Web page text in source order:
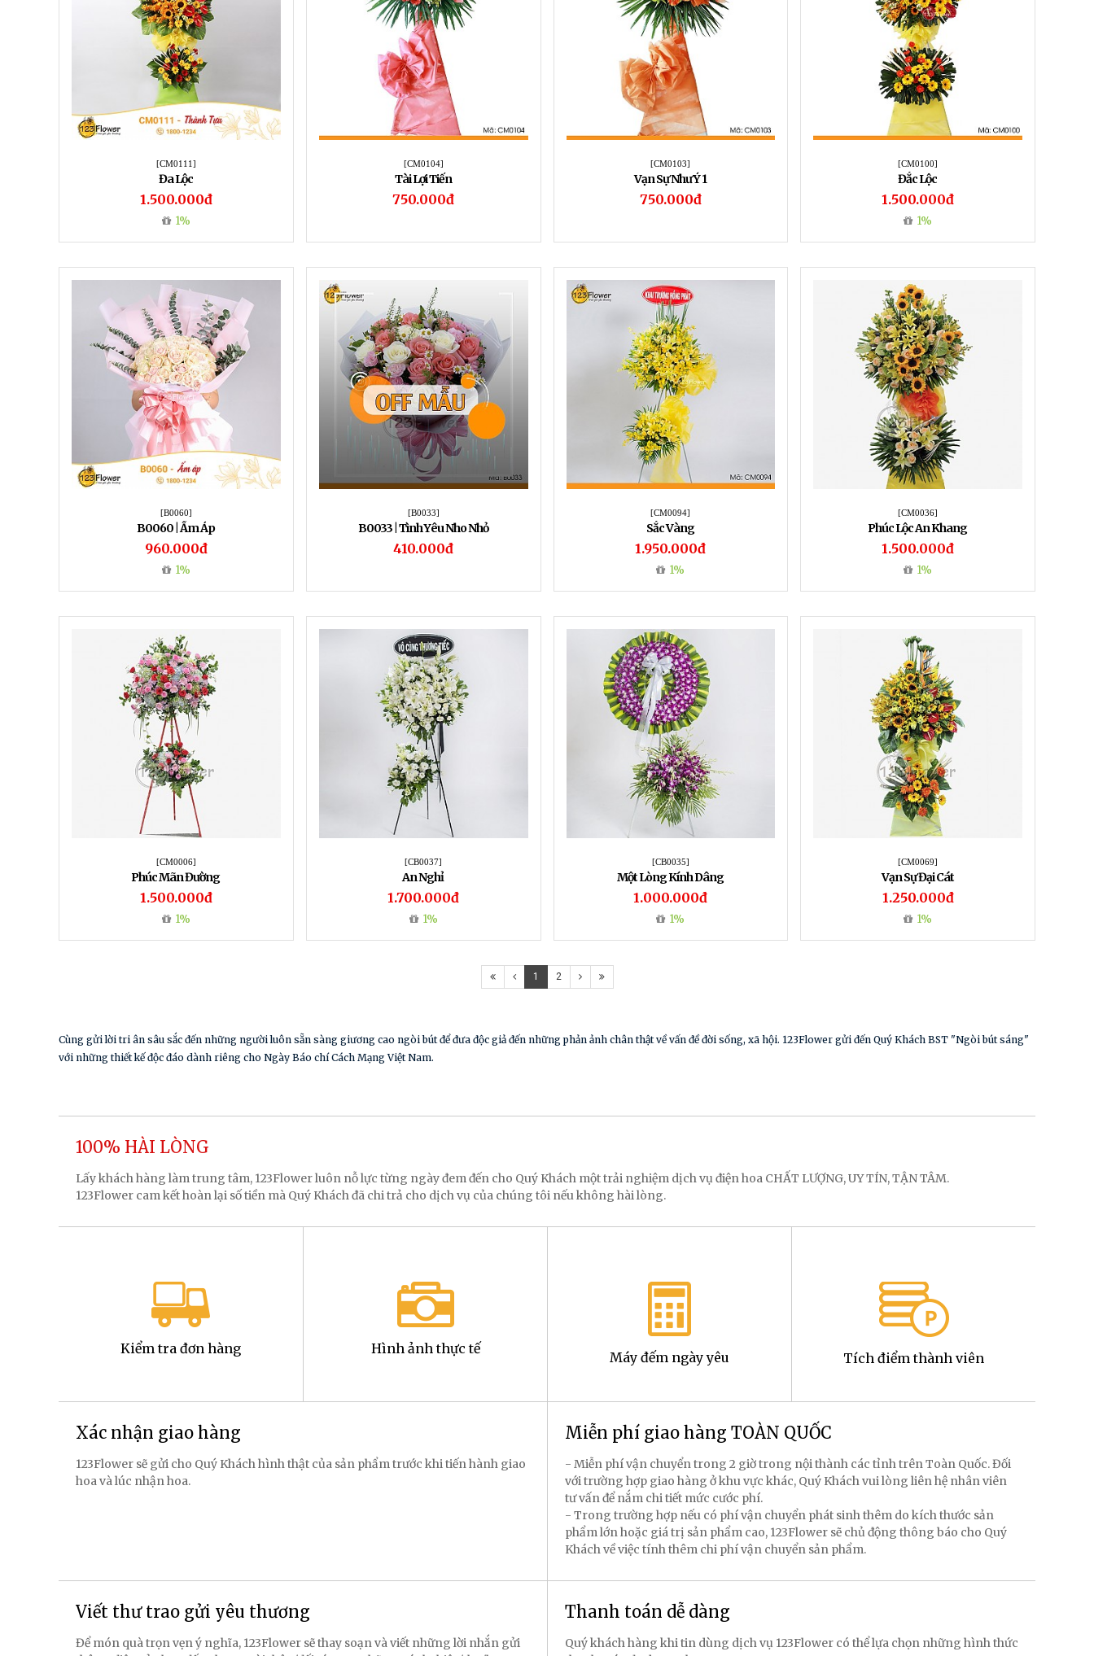
[CM0111]
Đa Lộc
1.500.000đ
1%
[CM0104]
Tài Lợi Tiến
750.000đ
[CM0103]
Vạn Sự Như Ý 1
750.000đ
[CM0100]
Đắc Lộc
1.500.000đ
1%
[B0060]
B0060 | Ấm Áp
960.000đ
1%
[B0033]
B0033 | Tình Yêu Nho Nhỏ
410.000đ
[CM0094]
Sắc Vàng
1.950.000đ
1%
[CM0036]
Phúc Lộc An Khang
1.500.000đ
1%
[CM0006]
Phúc Mãn Đường
1.500.000đ
1%
[CB0037]
An Nghỉ
1.700.000đ
1%
[CB0035]
Một Lòng Kính Dâng
1.000.000đ
1%
[CM0069]
Vạn Sự Đại Cát
1.250.000đ
1%
1 2
Cùng gửi lời tri ân sâu sắc đến những người luôn sẵn sàng giương cao ngòi bút để đưa độc giả đến những phản ảnh chân thật về vấn đề đời sống, xã hội. 123Flower gửi đến Quý Khách BST "Ngòi bút sáng"
với những thiết kế độc đáo dành riêng cho Ngày Báo chí Cách Mạng Việt Nam.
100% HÀI LÒNG
Lấy khách hàng làm trung tâm, 123Flower luôn nỗ lực từng ngày đem đến cho Quý Khách một trải nghiệm dịch vụ điện hoa CHẤT LƯỢNG, UY TÍN, TẬN TÂM.
123Flower cam kết hoàn lại số tiền mà Quý Khách đã chi trả cho dịch vụ của chúng tôi nếu không hài lòng.
Kiểm tra đơn hàng Hình ảnh thực tế
Máy đếm ngày yêu Tích điểm thành viên
Xác nhận giao hàng
123Flower sẽ gửi cho Quý Khách hình thật của sản phẩm trước khi tiến hành giao
hoa và lúc nhận hoa.
Miễn phí giao hàng TOÀN QUỐC
- Miễn phí vận chuyển trong 2 giờ trong nội thành các tỉnh trên Toàn Quốc. Đối
với trường hợp giao hàng ở khu vực khác, Quý Khách vui lòng liên hệ nhân viên
tư vấn để nắm chi tiết mức cước phí.
- Trong trường hợp nếu có phí vận chuyển phát sinh thêm do kích thước sản
phẩm lớn hoặc giá trị sản phẩm cao, 123Flower sẽ chủ động thông báo cho Quý
Khách về việc tính thêm chi phí vận chuyển sản phẩm.
Viết thư trao gửi yêu thương
Để món quà trọn vẹn ý nghĩa, 123Flower sẽ thay soạn và viết những lời nhắn gửi
Thanh toán dễ dàng
Quý khách hàng khi tin dùng dịch vụ 123Flower có thể lựa chọn những hình thức